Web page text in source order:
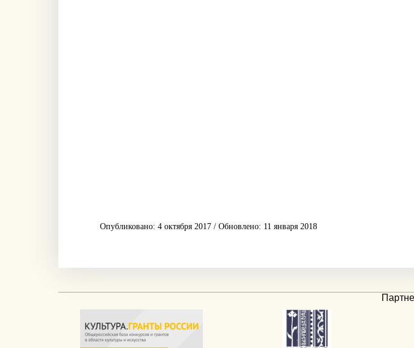
Опубликовано: 4 октября 2017 / Обновлено: 11 января 2018